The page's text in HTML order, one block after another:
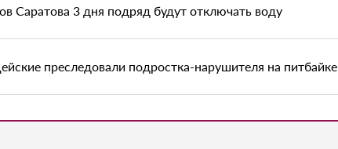
Саратова 3 дня подряд будут отключать воду
преследовали подростка-нарушителя на питбайке